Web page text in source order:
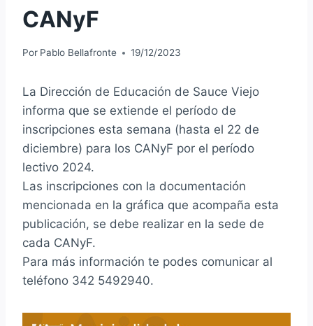
CANyF
Por Pablo Bellafronte 19/12/2023
La Dirección de Educación de Sauce Viejo
informa que se extiende el período de
inscripciones esta semana (hasta el 22 de
diciembre) para los CANyF por el período
lectivo 2024.
Las inscripciones con la documentación
mencionada en la gráfica que acompaña esta
publicación, se debe realizar en la sede de
cada CANyF.
Para más información te podes comunicar al
teléfono 342 5492940.